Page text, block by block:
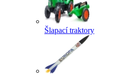
Šlapací traktory